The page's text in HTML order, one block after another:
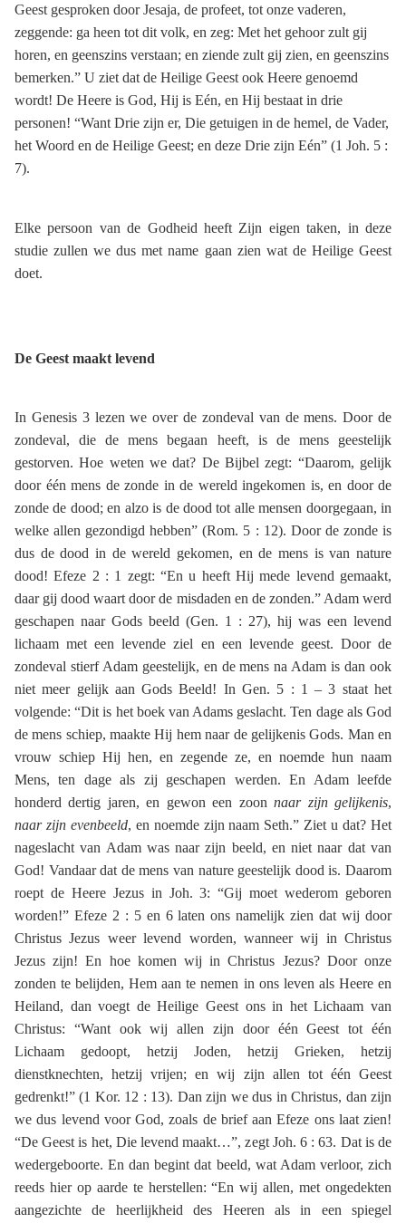
Geest gesproken door Jesaja, de profeet, tot onze vaderen,
zeggende: ga heen tot dit volk, en zeg: Met het gehoor zult gij
horen, en geenszins verstaan; en ziende zult gij zien, en geenszins
bemerken.” U ziet dat de Heilige Geest ook Heere genoemd
wordt! De Heere is God, Hij is Eén, en Hij bestaat in drie
personen! “Want Drie zijn er, Die getuigen in de hemel, de Vader,
het Woord en de Heilige Geest; en deze Drie zijn Eén” (1 Joh. 5 :
7).
Elke persoon van de Godheid heeft Zijn eigen taken, in deze
studie zullen we dus met name gaan zien wat de Heilige Geest
doet.
De Geest maakt levend
In Genesis 3 lezen we over de zondeval van de mens. Door de
zondeval, die de mens begaan heeft, is de mens geestelijk
gestorven. Hoe weten we dat? De Bijbel zegt: “Daarom, gelijk
door één mens de zonde in de wereld ingekomen is, en door de
zonde de dood; en alzo is de dood tot alle mensen doorgegaan, in
welke allen gezondigd hebben” (Rom. 5 : 12). Door de zonde is
dus de dood in de wereld gekomen, en de mens is van nature
dood! Efeze 2 : 1 zegt: “En u heeft Hij mede levend gemaakt,
daar gij dood waart door de misdaden en de zonden.” Adam werd
geschapen naar Gods beeld (Gen. 1 : 27), hij was een levend
lichaam met een levende ziel en een levende geest. Door de
zondeval stierf Adam geestelijk, en de mens na Adam is dan ook
niet meer gelijk aan Gods Beeld! In Gen. 5 : 1 – 3 staat het
volgende: “Dit is het boek van Adams geslacht. Ten dage als God
de mens schiep, maakte Hij hem naar de gelijkenis Gods. Man en
vrouw schiep Hij hen, en zegende ze, en noemde hun naam
Mens, ten dage als zij geschapen werden. En Adam leefde
honderd dertig jaren, en gewon een zoonnaar zijn gelijkenis,
naar zijn evenbeeld, en noemde zijn naam Seth.” Ziet u dat? Het
nageslacht van Adam was naar zijn beeld, en niet naar dat van
God! Vandaar dat de mens van nature geestelijk dood is. Daarom
roept de Heere Jezus in Joh. 3: “Gij moet wederom geboren
worden!” Efeze 2 : 5 en 6 laten ons namelijk zien dat wij door
Christus Jezus weer levend worden, wanneer wij in Christus
Jezus zijn! En hoe komen wij in Christus Jezus? Door onze
zonden te belijden, Hem aan te nemen in ons leven als Heere en
Heiland, dan voegt de Heilige Geest ons in het Lichaam van
Christus: “Want ook wij allen zijn door één Geest tot één
Lichaam gedoopt, hetzij Joden, hetzij Grieken, hetzij
dienstknechten, hetzij vrijen; en wij zijn allen tot één Geest
gedrenkt!” (1 Kor. 12 : 13). Dan zijn we dus in Christus, dan zijn
we dus levend voor God, zoals de brief aan Efeze ons laat zien!
“De Geest is het, Die levend maakt…”, zegt Joh. 6 : 63. Dat is de
wedergeboorte. En dan begint dat beeld, wat Adam verloor, zich
reeds hier op aarde te herstellen: “En wij allen, met ongedekten
aangezichte de heerlijkheid des Heeren als in een spiegel